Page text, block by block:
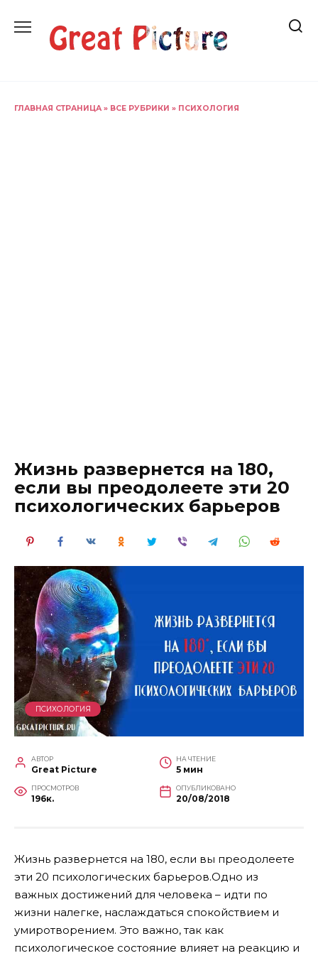
содержанию
ГЛАВНАЯ СТРАНИЦА » ВСЕ РУБРИКИ » ПСИХОЛОГИЯ
Жизнь развернется на 180,
если вы преодолеете эти 20
психологических барьеров
ПСИХОЛОГИЯ
АВТОР
Great Picture
НА ЧТЕНИЕ
5 мин
ПРОСМОТРОВ
196к.
ОПУБЛИКОВАНО
20/08/2018
Жизнь развернется на 180, если вы преодолеете
эти 20 психологических барьеров.Одно из
важных достижений для человека – идти по
жизни налегке, наслаждаться спокойствием и
умиротворением. Это важно, так как
психологическое состояние влияет на реакцию и